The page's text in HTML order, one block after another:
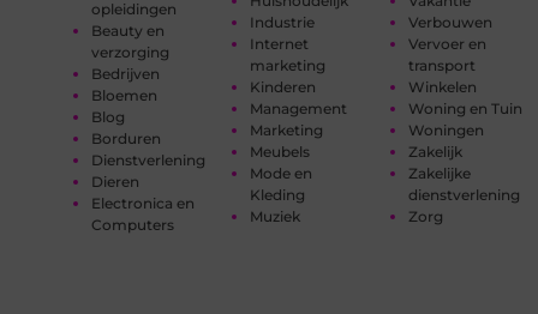
opleidingen
Beauty en
verzorging
Bedrijven
Bloemen
Blog
Borduren
Dienstverlening
Dieren
Electronica en
Computers
Industrie
Internet
marketing
Kinderen
Management
Marketing
Meubels
Mode en
Kleding
Muziek
Verbouwen
Vervoer en
transport
Winkelen
Woning en Tuin
Woningen
Zakelijk
Zakelijke
dienstverlening
Zorg